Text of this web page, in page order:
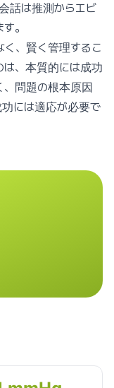
話は推測からエビ
。
、賢く管理するこ
は、本質的には成功
、問題の根本原因
には適応が必要で